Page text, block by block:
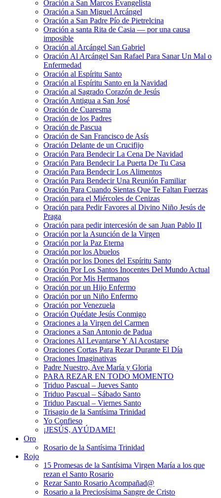
Oración a San Marcos Evangelista
Oración a San Miguel Arcángel
Oración a San Padre Pío de Pietrelcina
Oración a santa Rita de Casia — por una causa
imposible
Oración al Arcángel San Gabriel
Oración Al Arcángel San Rafael Para Sanar Un Mal o
Enfermedad
Oración al Espíritu Santo
Oración al Espíritu Santo en la Navidad
Oración al Sagrado Corazón de Jesús
Oración Antigua a San José
Oración de Cuaresma
Oración de los Padres
Oración de Pascua
Oración de San Francisco de Asís
Oración Delante de un Crucifijo
Oración Para Bendecir La Cena De Navidad
Oración Para Bendecir La Puerta De Tu Casa
Oración Para Bendecir Los Alimentos
Oración Para Bendecir Una Reunión Familiar
Oración Para Cuando Sientas Que Te Faltan Fuerzas
Oración para el Miércoles de Cenizas
Oración para Pedir Favores al Divino Niño Jesús de
Praga
Oración para pedir intercesión de san Juan Pablo II
Oración por la Asunción de la Virgen
Oración por la Paz Eterna
Oración por los Abuelos
Oración por los Dones del Espíritu Santo
Oración Por Los Santos Inocentes Del Mundo Actual
Oración Por Mis Hermanos
Oración por un Hijo Enfermo
Oración por un Niño Enfermo
Oración por Venezuela
Oración Quédate Jesús Conmigo
Oraciones a la Virgen del Carmen
Oraciones a San Antonio de Padua
Oraciones Al Levantarse Y Al Acostarse
Oraciones Cortas Para Rezar Durante El Día
Oraciones Imaginativas
Padre Nuestro, Ave María y Gloria
PARA REZAR EN TODO MOMENTO
Triduo Pascual – Jueves Santo
Triduo Pascual – Sábado Santo
Triduo Pascual – Viernes Santo
Trisagio de la Santísima Trinidad
Yo Confieso
¡JESÚS, AYÚDAME!
Oro
Rosario de la Santísima Trinidad
Rojo
15 Promesas de la Santísima Virgen María a los que
rezan el Santo Rosario
Rezar Santo Rosario Acompañad@
Rosario a la Preciosísima Sangre de Cristo